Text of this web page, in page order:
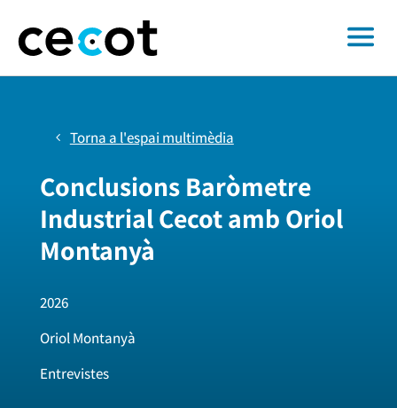
Torna a l'espai multimèdia
Conclusions Baròmetre
Industrial Cecot amb Oriol
Montanyà
2026
Oriol Montanyà
Entrevistes